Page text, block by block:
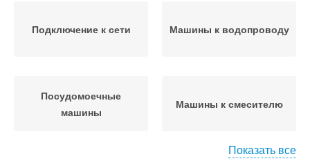
Подключение к сети Машины к водопроводу
Посудомоечные
машины
Машины к смесителю
Показать все